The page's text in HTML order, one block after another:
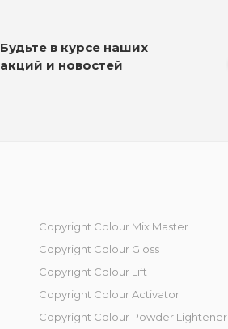
Будьте в курсе наших
акций и новостей
Copyright Colour Mix Master
Copyright Сolour Gloss
Copyright Сolour Lift
Copyright Colour Activator
Copyright Colour Powder Lightener